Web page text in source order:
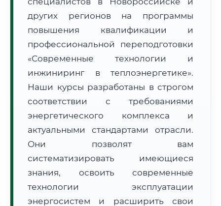
Расчет логистики оригиналов:
• Маршрут транзита:~3 365 км
• Экспресс-доставка СДЭК / Почтой:
5–7 рабочих дней
других регионов на программы
повышения квалификации и
профессиональной переподготовки
«Современные технологии и
инжиниринг в теплоэнергетике».
Наши курсы разработаны в строгом
соответствии с требованиями
энергетического комплекса и
актуальными стандартами отрасли.
Они позволят вам
систематизировать имеющиеся
знания, освоить современные
технологии эксплуатации
энергосистем и расширить свои